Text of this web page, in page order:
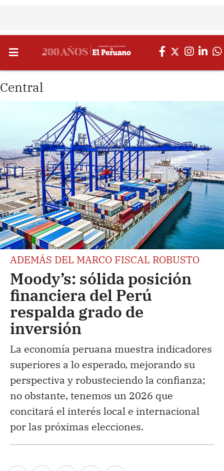
Central
ADEMÁS DEL MARCO FISCAL ROBUSTO
Moody’s: sólida posición
financiera del Perú
respalda grado de
inversión
La economía peruana muestra indicadores
superiores a lo esperado, mejorando su
perspectiva y robusteciendo la confianza;
no obstante, tenemos un 2026 que
concitará el interés local e internacional
por las próximas elecciones.